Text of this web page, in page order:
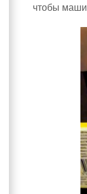
чтобы